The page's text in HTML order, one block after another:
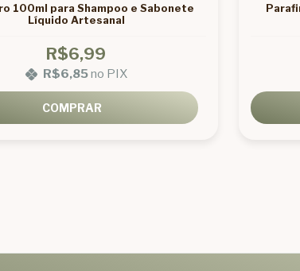
100ml para Shampoo e Sabonete
Líquido Artesanal
R$6,99
R$6,85no PIX
COMPRAR